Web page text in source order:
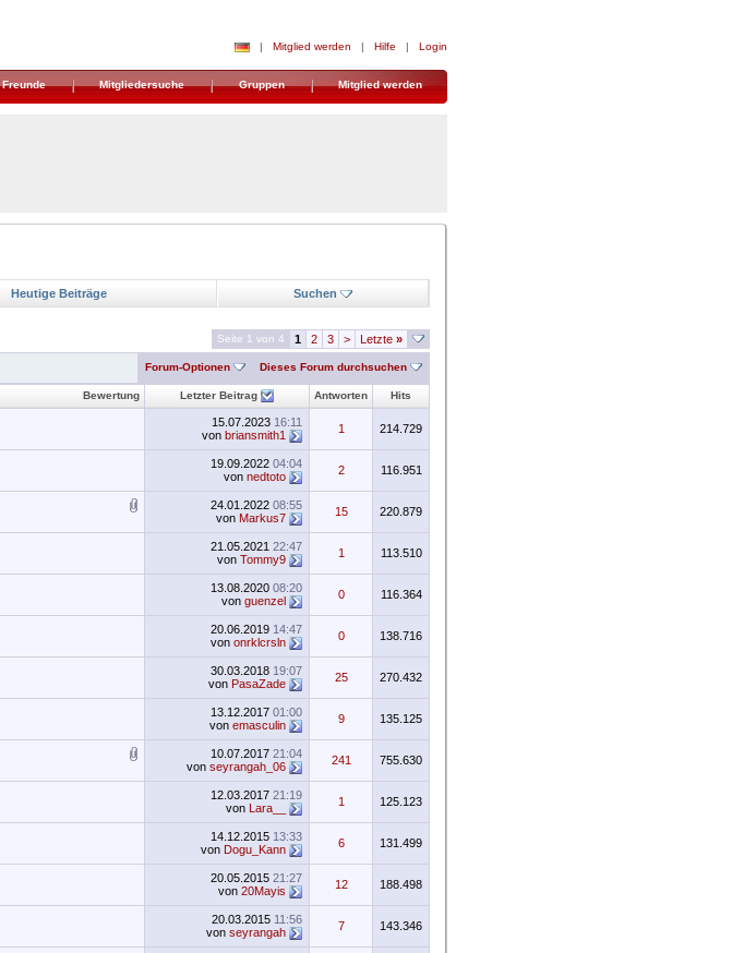
| Mitglied werden | Hilfe | Login
Freunde Mitgliedersuche Gruppen Mitglied werden
Heutige Beiträge Suchen
Seite 1 von 4 1 2 3 > Letzte »
Forum-Optionen Dieses Forum durchsuchen
Bewertung Letzter Beitrag Antworten Hits
15.07.2023 16:11
von briansmith1 1 214.729
19.09.2022 04:04
von nedtoto 2 116.951
24.01.2022 08:55
von Markus7 15 220.879
21.05.2021 22:47
von Tommy9 1 113.510
13.08.2020 08:20
von guenzel 0 116.364
20.06.2019 14:47
von onrklcrsln 0 138.716
30.03.2018 19:07
von PasaZade 25 270.432
13.12.2017 01:00
von emasculin 9 135.125
10.07.2017 21:04
von seyrangah_06 241 755.630
12.03.2017 21:19
von Lara__ 1 125.123
14.12.2015 13:33
von Dogu_Kann 6 131.499
20.05.2015 21:27
von 20Mayis 12 188.498
20.03.2015 11:56
von seyrangah 7 143.346